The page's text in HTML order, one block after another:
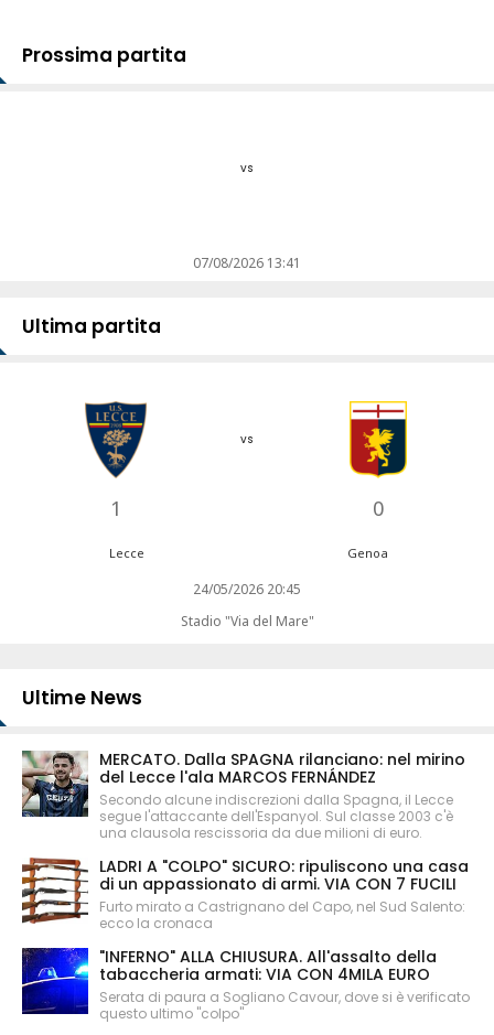
Prossima partita
vs
07/08/2026 13:41
Ultima partita
1
vs
0
Lecce Genoa
24/05/2026 20:45
Stadio "Via del Mare"
Ultime News
MERCATO. Dalla SPAGNA rilanciano: nel mirino
del Lecce l'ala MARCOS FERNÁNDEZ
Secondo alcune indiscrezioni dalla Spagna, il Lecce
segue l'attaccante dell'Espanyol. Sul classe 2003 c'è
una clausola rescissoria da due milioni di euro.
LADRI A "COLPO" SICURO: ripuliscono una casa
di un appassionato di armi. VIA CON 7 FUCILI
Furto mirato a Castrignano del Capo, nel Sud Salento:
ecco la cronaca
"INFERNO" ALLA CHIUSURA. All'assalto della
tabaccheria armati: VIA CON 4MILA EURO
Serata di paura a Sogliano Cavour, dove si è verificato
questo ultimo "colpo"